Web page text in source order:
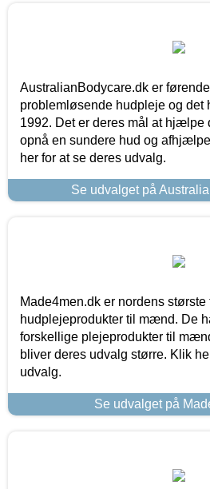
AustralianBodycare.dk er
problemløsende hudpleje og det
1992. Det er deres mål at hjælpe
opnå en sundere hud og
her for at se deres udvalg.
Se udvalget på
Made4men.dk er nordens største
hudplejeprodukter til mænd. De
forskellige plejeprodukter til
bliver deres udvalg større. Klik
udvalg.
Se udvalget på